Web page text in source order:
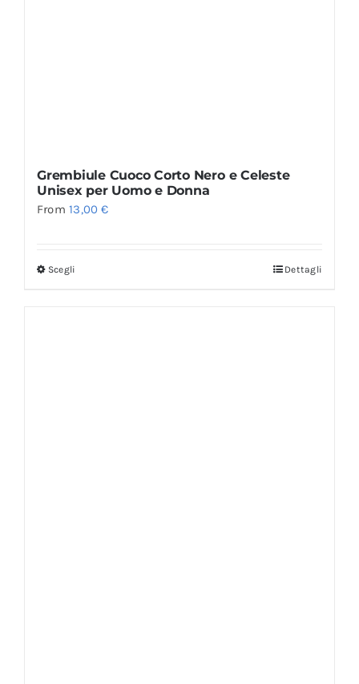
Grembiule Cuoco Corto Nero e Celeste
Unisex per Uomo e Donna
From13,00€
Scegli Dettagli